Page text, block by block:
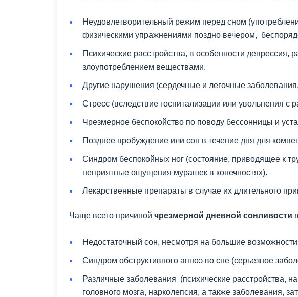
Неудовлетворительный режим перед сном
физическими упражнениями поздно вечером,
Психические расстройства, в особенности депрессия,
злоупотреблением веществами.
Другие нарушения (сердечные и легочные
Стресс (вследствие госпитализации или увольнения с
Чрезмерное беспокойство по поводу бессонницы и
Позднее пробуждение или сон в течение дня для
Синдром беспокойных ног (состояние, приводящее к
неприятные ощущения мурашек в конечностях).
Лекарственные препараты в случае их длительного
Чаще всего причиной чрезмерной дневной сонливости
Недостаточный сон, несмотря на большие
Синдром обструктивного апноэ во сне (серьезное
Различные заболевания (психические расстройства,
головного мозга, нарколепсия, а также заболевания,